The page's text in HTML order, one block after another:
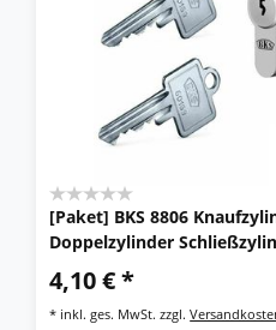
[Paket] BKS 8806
Doppelzylinder
4,10 € *
* inkl. ges. MwSt. zzgl.